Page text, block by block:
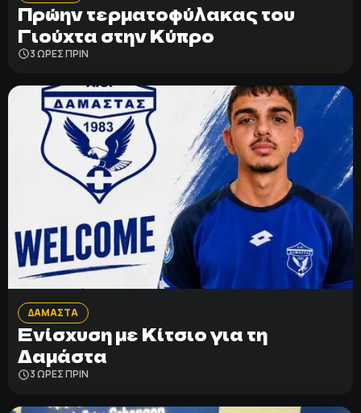
Πρώην τερματοφύλακας του
Γιούχτα στην Κύπρο
3 ΩΡΕΣ ΠΡΙΝ
ΔΑΜΑΣΤΑ
Ενίσχυση με Κίτσιο για τη
Δαμάστα
3 ΩΡΕΣ ΠΡΙΝ